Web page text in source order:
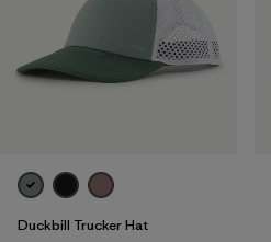
Duckbill Trucker Hat